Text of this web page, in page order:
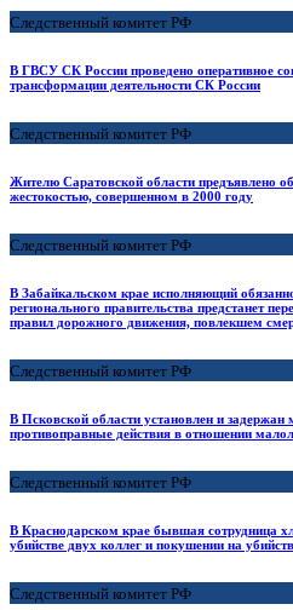
Следственный комитет РФ
В ГВСУ СК России проведено оперативное
трансформации деятельности СК России
Следственный комитет РФ
Жителю Саратовской области предъявлено
жестокостью, совершенном в 2000 году
Следственный комитет РФ
В Забайкальском крае исполняющий
регионального правительства предстанет
правил дорожного движения, повлекшем
Следственный комитет РФ
В Псковской области установлен и
противоправные действия в отношении
Следственный комитет РФ
В Краснодарском крае бывшая сотрудница
убийстве двух коллег и покушении на
Следственный комитет РФ